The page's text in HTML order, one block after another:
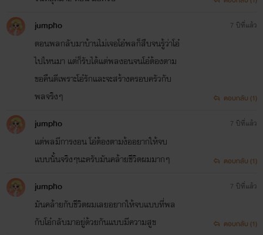
jumpho
ตอนพลกลับมาบ้านไม่เจอโอ๋พลก็สืบจนรู้ว่าโอ๋
ไปไหนมา แต่ก็รับได้แต่พลงอนจนโอ๋ต้องตาม
ขอคืนดีเพราะโอ๋รักและจะสร้างครอบครัวกับ
พลจริงๆ
7 ปีที่แล้ว
ตอบกลับ (1)
jumpho
แต่พลมีการงอน โอ๋ต้องตามง้ออยากให้จบ
แบบนั้นจริงๆนะครับมันคล้ายชีวิตผมมากๆ
7 ปีที่แล้ว
ตอบกลับ (1)
jumpho
มันคล้ายกับชีวิตผมเลยอยากให้จบแบบที่พล
กับโอ๋กลับมาอยู่ด้วยกันแบบมีความสูข
7 ปีที่แล้ว
ตอบกลับ (1)